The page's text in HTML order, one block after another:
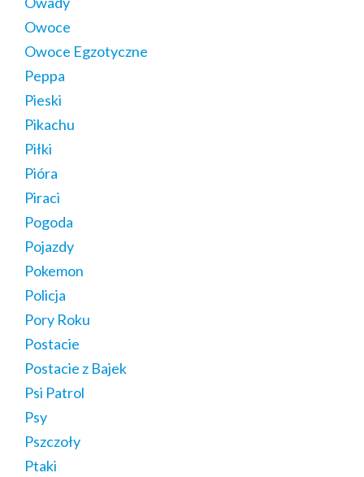
Owoce
Owoce Egzotyczne
Peppa
Pieski
Pikachu
Piłki
Pióra
Piraci
Pogoda
Pojazdy
Pokemon
Policja
Pory Roku
Postacie
Postacie z Bajek
Psi Patrol
Psy
Pszczoły
Ptaki